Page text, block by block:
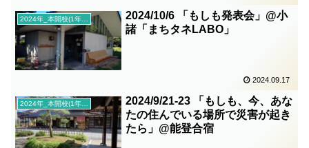
2024年_本開校(1年目)
2024/10/6 「もしも発表会」@小
諸「まちタネLABO」
2024.09.17
2024年_本開校(1年目)
2024/9/21-23 「もしも、今、あな
たの住んでいる場所で災害が起き
たら」@能登合宿